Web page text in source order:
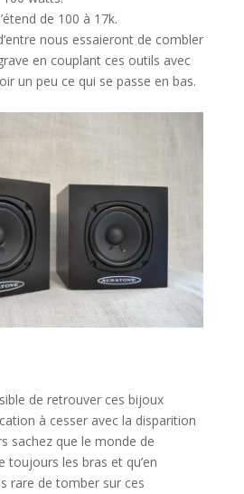
de 100 à 17k.
nous essaieront de combler
en couplant ces outils avec
un peu ce qui se passe en bas.
de retrouver ces bijoux
à cesser avec la disparition
sachez que le monde de
toujours les bras et qu’en
rare de tomber sur ces